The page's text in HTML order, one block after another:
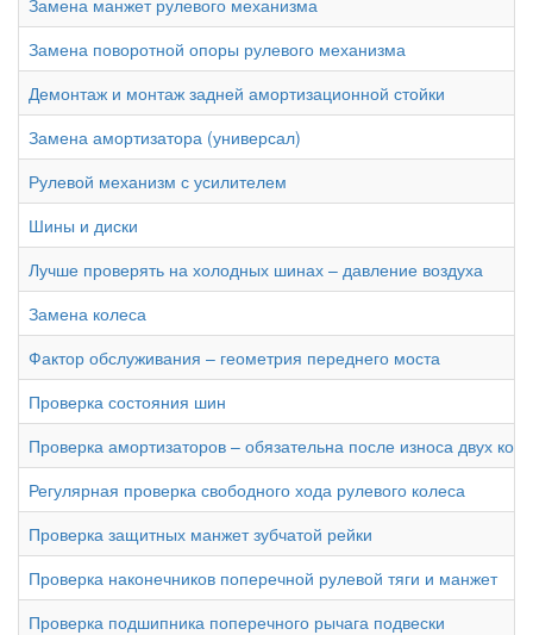
Замена поворотной опоры рулевого механизма
Демонтаж и монтаж задней амортизационной стойки
Замена амортизатора (универсал)
Рулевой механизм с усилителем
Шины и диски
Лучше проверять на холодных шинах – давление воздуха
Замена колеса
Фактор обслуживания – геометрия переднего моста
Проверка состояния шин
Проверка амортизаторов – обязательна после износа двух
Регулярная проверка свободного хода рулевого колеса
Проверка защитных манжет зубчатой рейки
Проверка наконечников поперечной рулевой тяги и манжет
Проверка подшипника поперечного рычага подвески